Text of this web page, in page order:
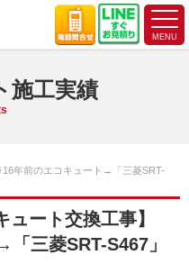
施工実績
年前のエコキュート→「三菱SRT-
ート交換工事】
三菱SRT-S467」